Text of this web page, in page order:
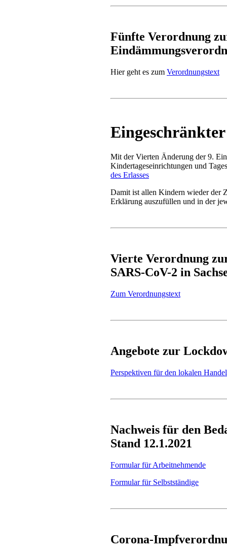
Fünfte Verordnung
Hier geht es zum Verordnungstext
Mit der Vierten Änderung der 9.
Kindertageseinrichtungen und
des Erlasses
Damit ist allen Kindern wieder der
Erklärung auszufüllen und in der
Vierte Verordnung
SARS-CoV-2 in
Zum Verordnungstext
Angebote zur
Perspektiven für den lokalen Handel
Nachweis für den
Stand 12.1.2021
Formular für Arbeitnehmende
Formular für Selbstständige
Corona-